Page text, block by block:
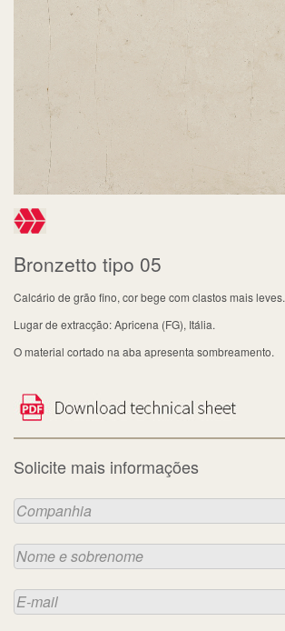
Bronzetto tipo 05
Calcário de grão fino, cor bege com clastos mais leves.
Lugar de extracção: Apricena (FG), Itália.
O material cortado na aba apresenta sombreamento.
Solicite mais informações